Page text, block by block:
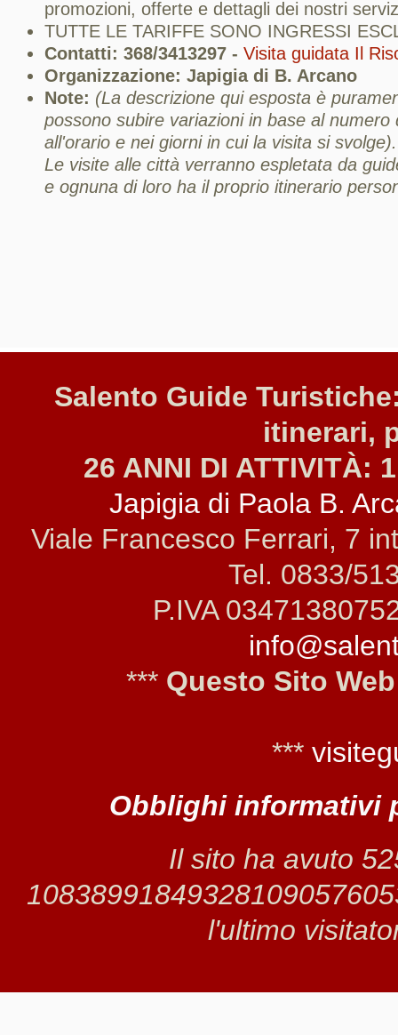
promozioni, offerte e dettagli dei nostri
TUTTE LE TARIFFE SONO INGRESSI
Contatti: 368/3413297 - Visita guidata Il
Organizzazione: Japigia di B. Arcano
Note: (La descrizione qui esposta è
possono subire variazioni in base al numero
all'orario e nei giorni in cui la visita si svolge).
Le visite alle città verranno espletata da
e ognuna di loro ha il proprio itinerario
Salento Guide
itinerari,
26 ANNI DI ATTIVITÀ:
Japigia di Paola B.
Viale Francesco Ferrari, 7
Tel. 0833/
P.IVA
*** Questo Sito
***
Obblighi informativi
Il sito ha avuto
l'ultimo